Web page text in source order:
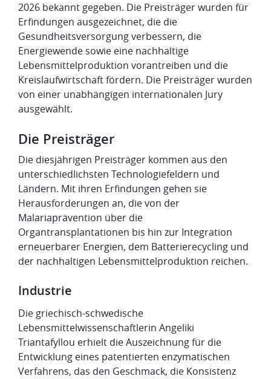
2026 bekannt gegeben. Die Preisträger wurden für
Erfindungen ausgezeichnet, die die
Gesundheitsversorgung verbessern, die
Energiewende sowie eine nachhaltige
Lebensmittelproduktion vorantreiben und die
Kreislaufwirtschaft fördern. Die Preisträger wurden
von einer unabhängigen internationalen Jury
ausgewählt.
Die Preisträger
Die diesjährigen Preisträger kommen aus den
unterschiedlichsten Technologiefeldern und
Ländern. Mit ihren Erfindungen gehen sie
Herausforderungen an, die von der
Malariaprävention über die
Organtransplantationen bis hin zur Integration
erneuerbarer Energien, dem Batterierecycling und
der nachhaltigen Lebensmittelproduktion reichen.
Industrie
Die griechisch-schwedische
Lebensmittelwissenschaftlerin Angeliki
Triantafyllou erhielt die Auszeichnung für die
Entwicklung eines patentierten enzymatischen
Verfahrens, das den Geschmack, die Konsistenz